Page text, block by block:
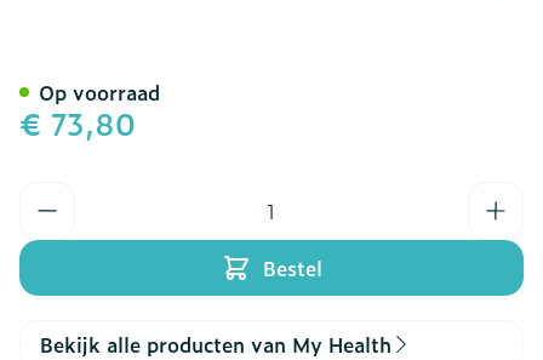
€ 73,80
Bestel
Op voorraad
Bekijk alle producten van My Health